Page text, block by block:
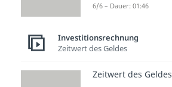
6/6 – Dauer: 01:46
Investitionsrechnung
Zeitwert des Geldes
Zeitwert des Geldes